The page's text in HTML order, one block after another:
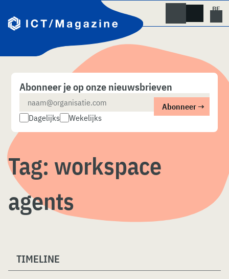
naar
content
Abonneer je op onze nieuwsbrieven
Dagelijks Wekelijks
Tag: workspace
agents
TIMELINE